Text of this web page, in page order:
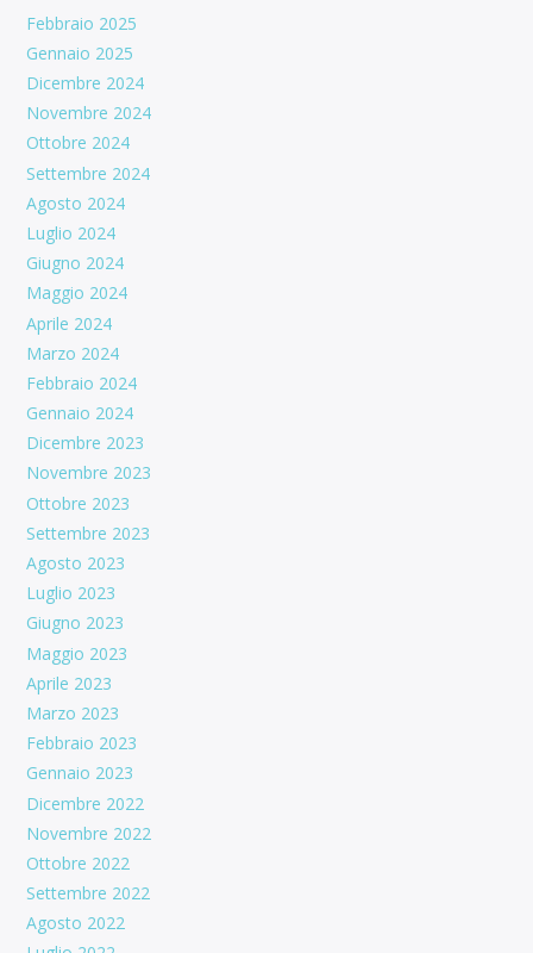
Febbraio 2025
Gennaio 2025
Dicembre 2024
Novembre 2024
Ottobre 2024
Settembre 2024
Agosto 2024
Luglio 2024
Giugno 2024
Maggio 2024
Aprile 2024
Marzo 2024
Febbraio 2024
Gennaio 2024
Dicembre 2023
Novembre 2023
Ottobre 2023
Settembre 2023
Agosto 2023
Luglio 2023
Giugno 2023
Maggio 2023
Aprile 2023
Marzo 2023
Febbraio 2023
Gennaio 2023
Dicembre 2022
Novembre 2022
Ottobre 2022
Settembre 2022
Agosto 2022